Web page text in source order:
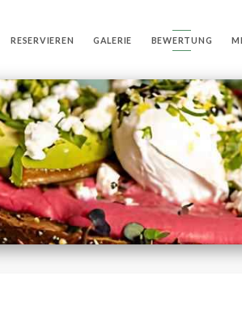
RESERVIEREN GALERIE BEWERTUNG